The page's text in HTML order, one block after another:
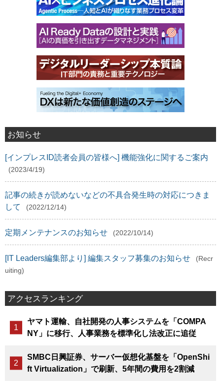
お知らせ
[インプレスID読者会員の皆様へ] 機能強化に関するご案内
(2023/4/19)
記事の続きが読めないなどの不具合発生時の対応につきま
して
(2022/12/14)
定期メンテナンスのお知らせ (2022/10/14)
[IT Leaders編集部より] 編集スタッフ募集のお知らせ
(Recr
uiting)
アクセスランキング
ヤマト運輸、自社開発の人事システムを「COMPA
NY」に移行、人事業務を標準化し法改正に追従
SMBC日興証券、サーバー仮想化基盤を「OpenShi
ft Virtualization」で刷新、5年間の費用を2割減